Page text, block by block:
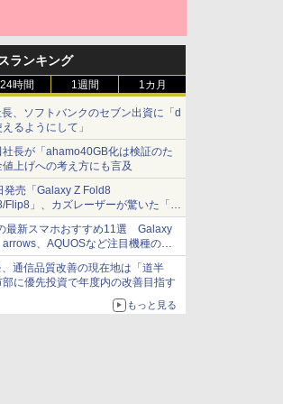
ランキング
24時間 1週間 1カ月
長、ソフトバンクのセブン出資に「d
るようにして」
社長が「ahamo40GB化は検証のた
上げへの考え方にも言及
発売「Galaxy Z Fold8
Flip8」、カズレーザーが驚いた「そ
ー並みの薄さ」
最新スマホおすすめ11選 Galaxy
、AQUOSなど注目機種の特
、通信品質改善の現在地は「道半
に優先投資で年度内の改善目指す
もっと見る